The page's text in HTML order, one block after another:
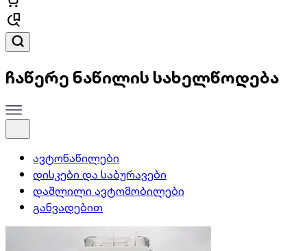
ჩაწერე ნაწილის სახელწოდება
ავტონაწილები
დისკები და საბურავები
დაშლილი ავტომობილები
განვადებით